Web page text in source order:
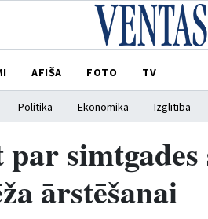
AFIŠA FOTO TV
Politika Ekonomika Izglītība
ārstēšanai